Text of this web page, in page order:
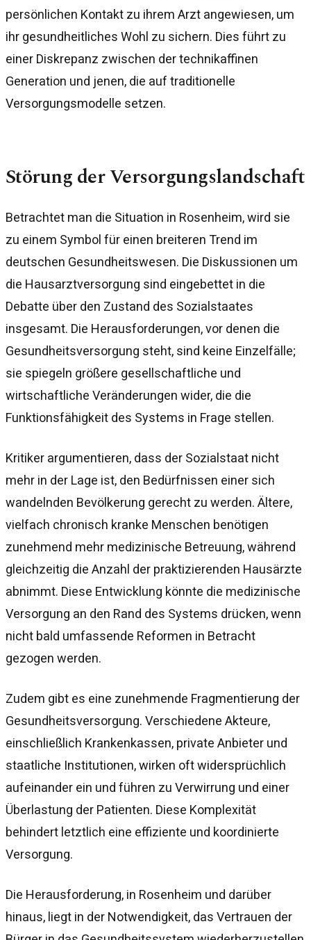
persönlichen Kontakt zu ihrem Arzt angewiesen, um
ihr gesundheitliches Wohl zu sichern. Dies führt zu
einer Diskrepanz zwischen der technikaffinen
Generation und jenen, die auf traditionelle
Versorgungsmodelle setzen.
Störung der Versorgungslandschaft
Betrachtet man die Situation in Rosenheim, wird sie
zu einem Symbol für einen breiteren Trend im
deutschen Gesundheitswesen. Die Diskussionen um
die Hausarztversorgung sind eingebettet in die
Debatte über den Zustand des Sozialstaates
insgesamt. Die Herausforderungen, vor denen die
Gesundheitsversorgung steht, sind keine Einzelfälle;
sie spiegeln größere gesellschaftliche und
wirtschaftliche Veränderungen wider, die die
Funktionsfähigkeit des Systems in Frage stellen.
Kritiker argumentieren, dass der Sozialstaat nicht
mehr in der Lage ist, den Bedürfnissen einer sich
wandelnden Bevölkerung gerecht zu werden. Ältere,
vielfach chronisch kranke Menschen benötigen
zunehmend mehr medizinische Betreuung, während
gleichzeitig die Anzahl der praktizierenden Hausärzte
abnimmt. Diese Entwicklung könnte die medizinische
Versorgung an den Rand des Systems drücken, wenn
nicht bald umfassende Reformen in Betracht
gezogen werden.
Zudem gibt es eine zunehmende Fragmentierung der
Gesundheitsversorgung. Verschiedene Akteure,
einschließlich Krankenkassen, private Anbieter und
staatliche Institutionen, wirken oft widersprüchlich
aufeinander ein und führen zu Verwirrung und einer
Überlastung der Patienten. Diese Komplexität
behindert letztlich eine effiziente und koordinierte
Versorgung.
Die Herausforderung, in Rosenheim und darüber
hinaus, liegt in der Notwendigkeit, das Vertrauen der